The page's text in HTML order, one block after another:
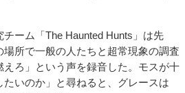
ーム「The Haunted Hunts」は先
場所で一般の人たちと超常現象の調査
えろ」という声を録音した。モスが十
いのか」と尋ねると、グレースは